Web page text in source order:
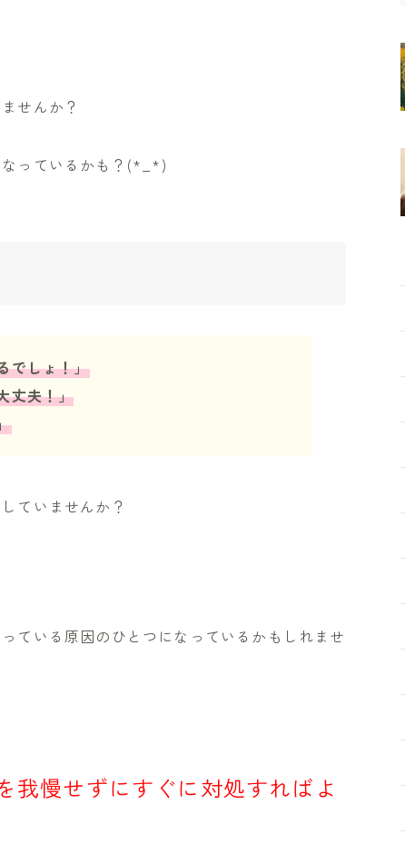
せんか？
っているかも？(*_*)
でしょ！」
丈夫！」
ていませんか？
ている原因のひとつになっているかもしれませ
我慢せずにすぐに対処すればよ